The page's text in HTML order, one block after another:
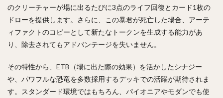
のクリーチャーが場に出るたびに3点のライフ回復とカード1枚の
ドローを提供します。さらに、この暴君が死亡した場合、アーテ
ィファクトのコピーとして新たなトークンを生成する能力があ
り、除去されてもアドバンテージを失いません。
その特性から、ETB（場に出た際の効果）を活かしたシナジー
や、パワフルな恐竜を多数採用するデッキでの活躍が期待されま
す。スタンダード環境ではもちろん、パイオニアやモダンでも使